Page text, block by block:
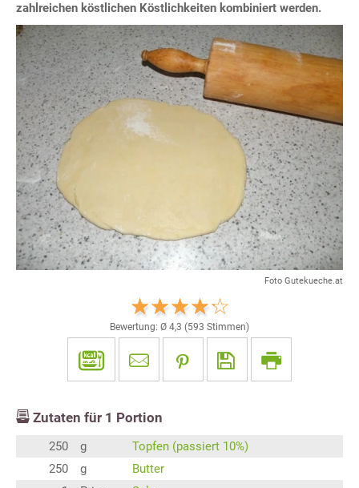
zahlreichen köstlichen Köstlichkeiten kombiniert werden.
Foto Gutekueche.at
Bewertung: Ø 4,3 (593 Stimmen)
Zutaten für 1 Portion
250 g
Topfen (passiert 10%)
250
g
Butter